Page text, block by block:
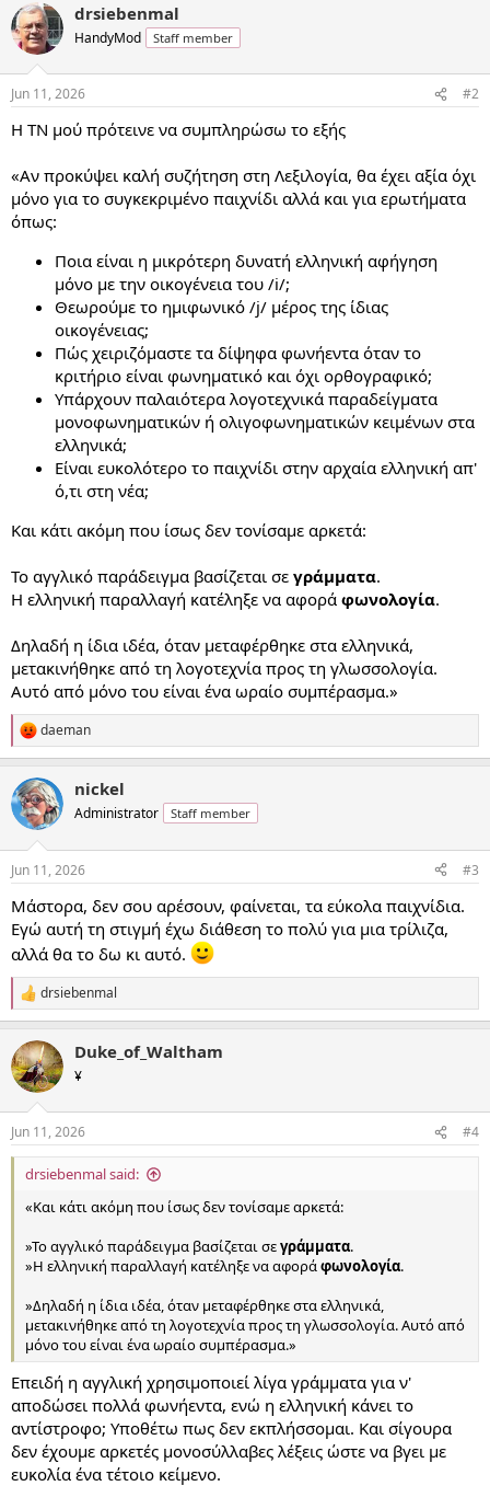
c
t
i
s
drsiebenmal
HandyMod Staff member
Jun 11, 2026 #2
Η ΤΝ μού πρότεινε να συμπληρώσω το εξής
«Αν προκύψει καλή συζήτηση στη Λεξιλογία, θα έχει αξία όχι
μόνο για το συγκεκριμένο παιχνίδι αλλά και για ερωτήματα
όπως:
Ποια είναι η μικρότερη δυνατή ελληνική αφήγηση
μόνο με την οικογένεια του /i/;
Θεωρούμε το ημιφωνικό /j/ μέρος της ίδιας
οικογένειας;
Πώς χειριζόμαστε τα δίψηφα φωνήεντα όταν το
κριτήριο είναι φωνηματικό και όχι ορθογραφικό;
Υπάρχουν παλαιότερα λογοτεχνικά παραδείγματα
μονοφωνηματικών ή ολιγοφωνηματικών κειμένων στα
ελληνικά;
Είναι ευκολότερο το παιχνίδι στην αρχαία ελληνική απ'
ό,τι στη νέα;
Και κάτι ακόμη που ίσως δεν τονίσαμε αρκετά:
Το αγγλικό παράδειγμα βασίζεται σε γράμματα.
Η ελληνική παραλλαγή κατέληξε να αφορά φωνολογία.
Δηλαδή η ίδια ιδέα, όταν μεταφέρθηκε στα ελληνικά,
μετακινήθηκε από τη λογοτεχνία προς τη γλωσσολογία.
Αυτό από μόνο του είναι ένα ωραίο συμπέρασμα.»
R
e
c
t
i
s
daeman
nickel
Administrator Staff member
Jun 11, 2026 #3
Μάστορα, δεν σου αρέσουν, φαίνεται, τα εύκολα παιχνίδια.
Εγώ αυτή τη στιγμή έχω διάθεση το πολύ για μια τρίλιζα,
αλλά θα το δω κι αυτό.
R
e
c
t
i
s
:
drsiebenmal
Duke_of_Waltham
¥
Jun 11, 2026 #4
drsiebenmal said:
«Και κάτι ακόμη που ίσως δεν τονίσαμε αρκετά:
»Το αγγλικό παράδειγμα βασίζεται σεγράμματα.
»Η ελληνική παραλλαγή κατέληξε να αφοράφωνολογία.
»Δηλαδή η ίδια ιδέα, όταν μεταφέρθηκε στα ελληνικά,
μετακινήθηκε από τη λογοτεχνία προς τη γλωσσολογία. Αυτό από
μόνο του είναι ένα ωραίο συμπέρασμα.»
Επειδή η αγγλική χρησιμοποιεί λίγα γράμματα για ν'
αποδώσει πολλά φωνήεντα, ενώ η ελληνική κάνει το
αντίστροφο; Υποθέτω πως δεν εκπλήσσομαι. Και σίγουρα
δεν έχουμε αρκετές μονοσύλλαβες λέξεις ώστε να βγει με
ευκολία ένα τέτοιο κείμενο.